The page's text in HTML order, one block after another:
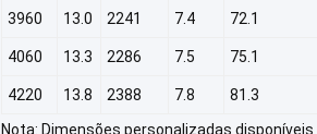
3960 13.0 2241 7.4 72.1
4060 13.3 2286 7.5 75.1
4220 13.8 2388 7.8 81.3
Nota: Dimensões personalizadas disponíveis